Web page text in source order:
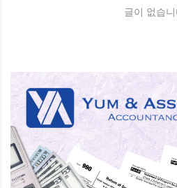
글이 없습니